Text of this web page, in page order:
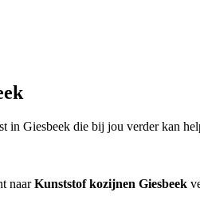
in Giesbeek die bij jou verder kan
naarKunststof kozijnen Giesbeek